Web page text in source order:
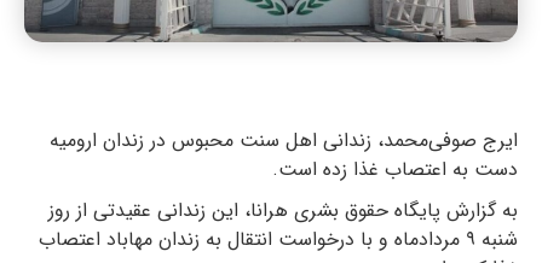
ایرج صوفی‌محمد، زندانی اهل سنت محبوس در زندان ارومیه
دست به اعتصاب غذا زده است.
به گزارش پایگاه حقوق بشری هرانا، این زندانی عقیدتی از روز
شنبه ۹ مردادماه و با درخواست انتقال به زندان مهاباد اعتصاب